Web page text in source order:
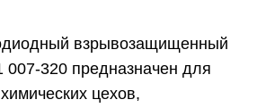
взрывозащищенный
320 предназначен для
цехов,